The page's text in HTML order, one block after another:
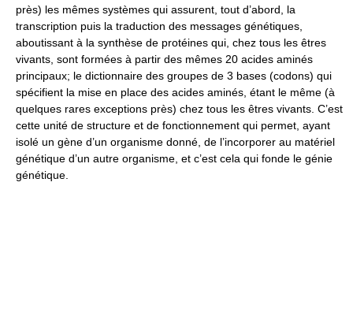
près) les mêmes systèmes qui assurent, tout d’abord, la
transcription puis la traduction des messages génétiques,
aboutissant à la synthèse de protéines qui, chez tous les êtres
vivants, sont formées à partir des mêmes 20 acides aminés
principaux; le dictionnaire des groupes de 3 bases (codons) qui
spécifient la mise en place des acides aminés, étant le même (à
quelques rares exceptions près) chez tous les êtres vivants. C’est
cette unité de structure et de fonctionnement qui permet, ayant
isolé un gène d’un organisme donné, de l’incorporer au matériel
génétique d’un autre organisme, et c’est cela qui fonde le génie
génétique.